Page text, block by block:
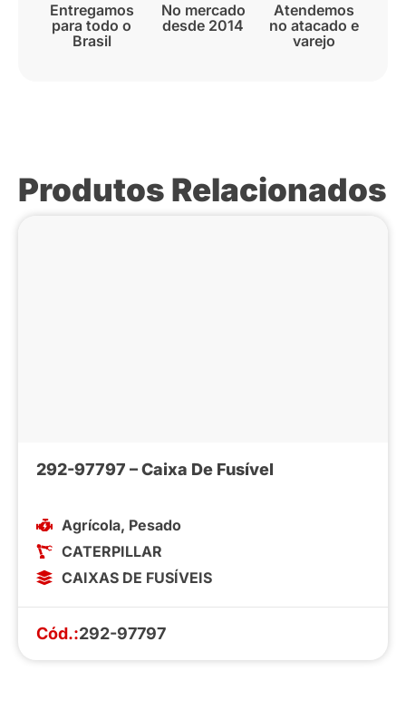
Entregamos
para todo o
Brasil
No mercado
desde 2014
Atendemos
no atacado e
varejo
Produtos Relacionados
292-97797 – Caixa De Fusível
Agrícola, Pesado
CATERPILLAR
CAIXAS DE FUSÍVEIS
Cód.:292-97797